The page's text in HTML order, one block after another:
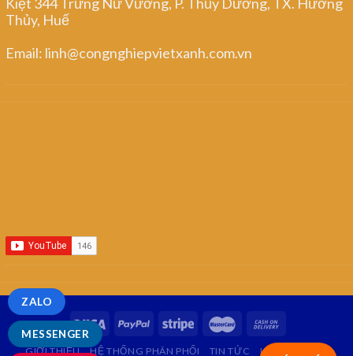
Thủy, Huế
Email: linh@congnghiepvietxanh.com.vn
GIỚI THIỆU HỆ THỐNG PHÂN PHỐI TIN TỨC LIÊN HỆ
MESSENGER
ZALO